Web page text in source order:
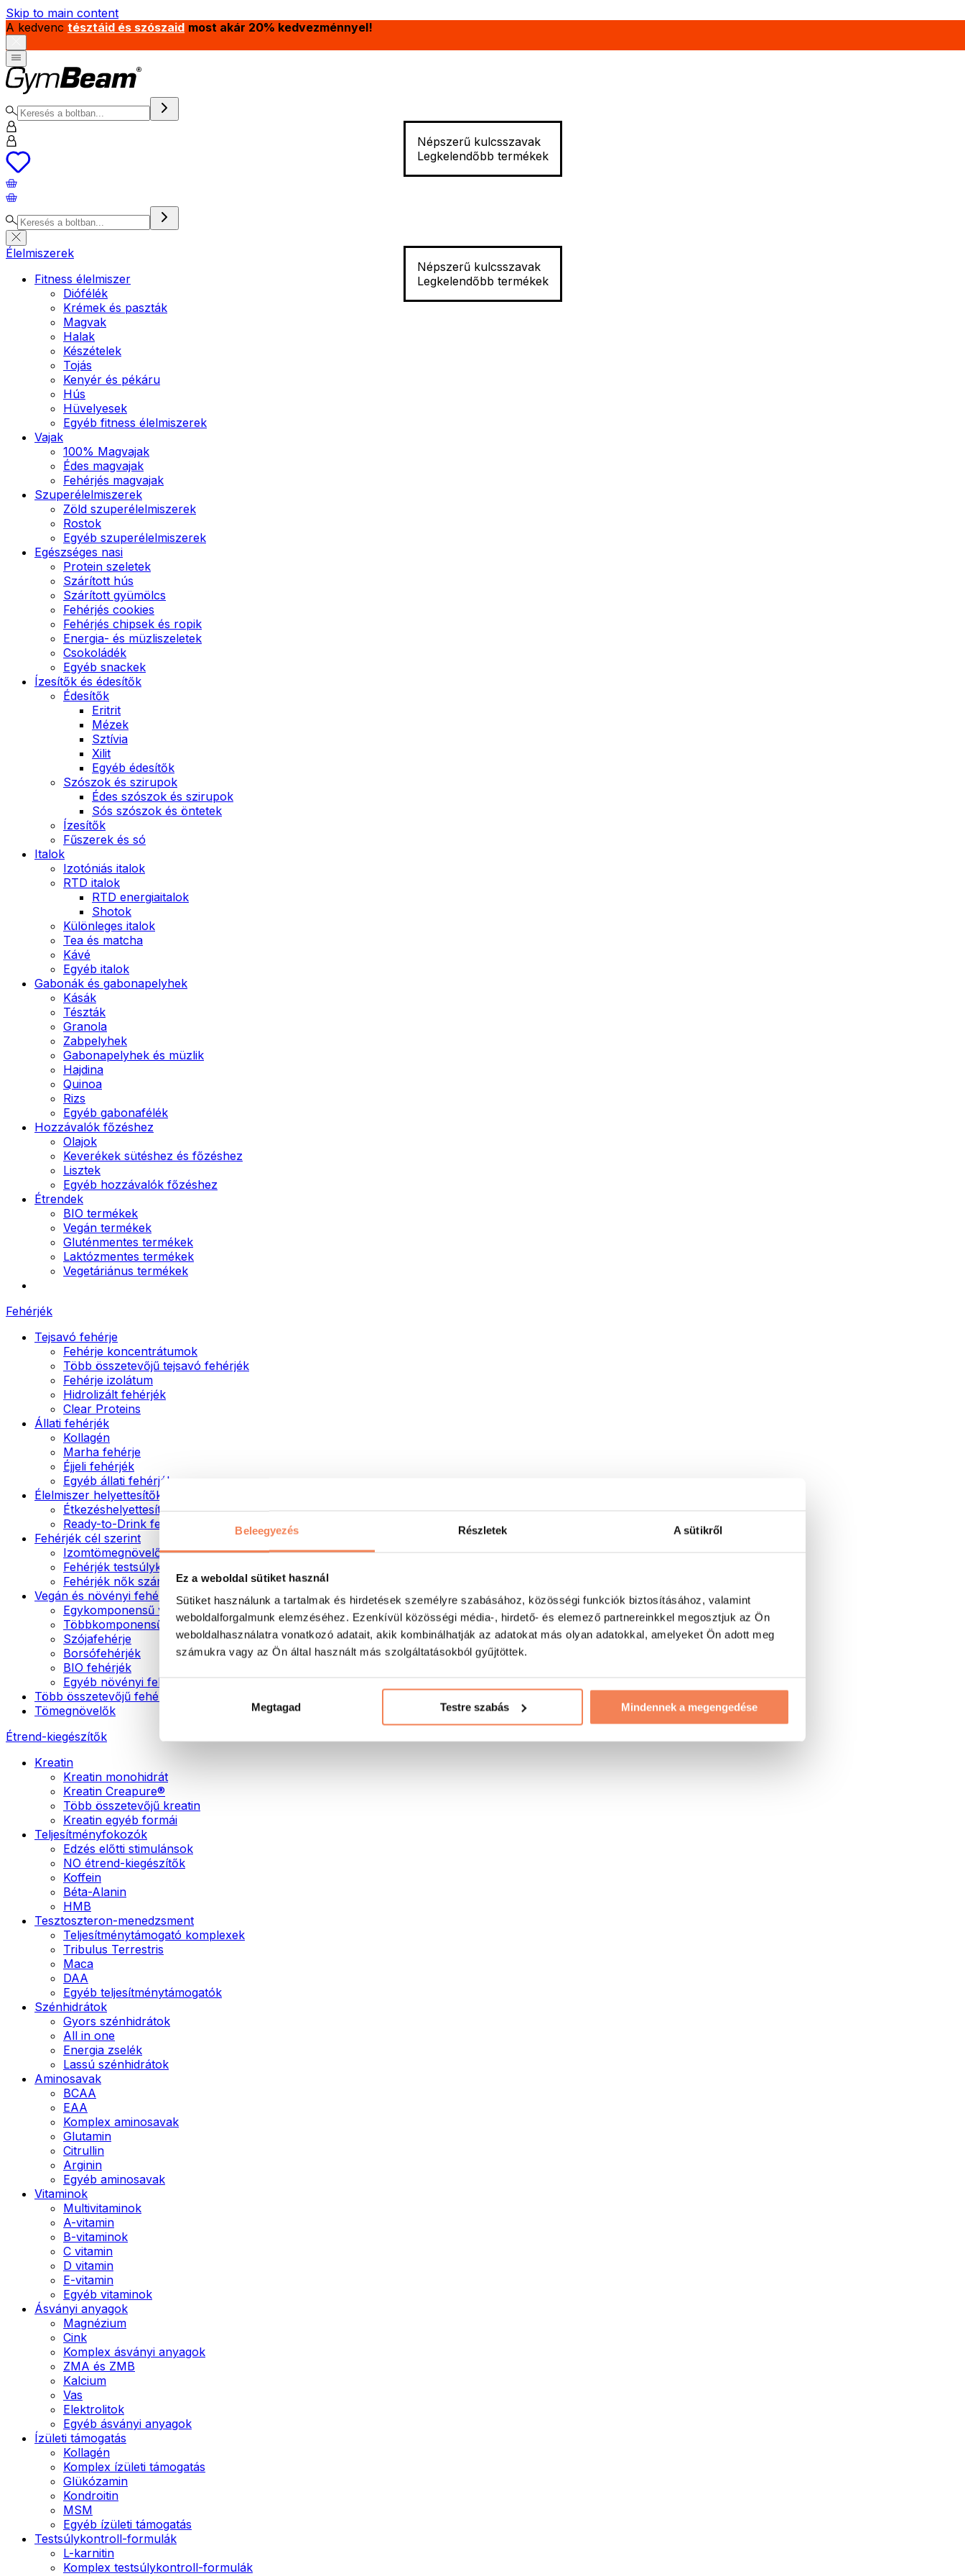
Beleegyezés Részletek A sütikről
Ez a weboldal sütiket használ
Sütiket használunk a tartalmak és hirdetések személyre szabásához, közösségi funkciók biztosításához, valamint
weboldalforgalmunk elemzéséhez. Ezenkívül közösségi média-, hirdető- és elemező partnereinkkel megosztjuk az Ön
weboldalhasználatra vonatkozó adatait, akik kombinálhatják az adatokat más olyan adatokkal, amelyeket Ön adott meg
számukra vagy az Ön által használt más szolgáltatásokból gyűjtöttek.
Megtagad Testre szabás Mindennek a megengedése
Skip to main content
A kedvenc tésztáid és szószaid most akár 20% kedvezménnyel!
Népszerű kulcsszavak
Legkelendőbb termékek
Népszerű kulcsszavak
Legkelendőbb termékek
Élelmiszerek
Fitness élelmiszer
Diófélék
Krémek és paszták
Magvak
Halak
Készételek
Tojás
Kenyér és pékáru
Hús
Hüvelyesek
Egyéb fitness élelmiszerek
Vajak
100% Magvajak
Édes magvajak
Fehérjés magvajak
Szuperélelmiszerek
Zöld szuperélelmiszerek
Rostok
Egyéb szuperélelmiszerek
Egészséges nasi
Protein szeletek
Szárított hús
Szárított gyümölcs
Fehérjés cookies
Fehérjés chipsek és ropik
Energia- és müzliszeletek
Csokoládék
Egyéb snackek
Ízesítők és édesítők
Édesítők
Eritrit
Mézek
Sztívia
Xilit
Egyéb édesítők
Szószok és szirupok
Édes szószok és szirupok
Sós szószok és öntetek
Ízesítők
Fűszerek és só
Italok
Izotóniás italok
RTD italok
RTD energiaitalok
Shotok
Különleges italok
Tea és matcha
Kávé
Egyéb italok
Gabonák és gabonapelyhek
Kásák
Tészták
Granola
Zabpelyhek
Gabonapelyhek és müzlik
Hajdina
Quinoa
Rizs
Egyéb gabonafélék
Hozzávalók főzéshez
Olajok
Keverékek sütéshez és főzéshez
Lisztek
Egyéb hozzávalók főzéshez
Étrendek
BIO termékek
Vegán termékek
Gluténmentes termékek
Laktózmentes termékek
Vegetáriánus termékek
Fehérjék
Tejsavó fehérje
Fehérje koncentrátumok
Több összetevőjű tejsavó fehérjék
Fehérje izolátum
Hidrolizált fehérjék
Clear Proteins
Állati fehérjék
Kollagén
Marha fehérje
Éjjeli fehérjék
Egyéb állati fehérjék
Élelmiszer helyettesítők
Étkezéshelyettesítő porok
Ready-to-Drink fehérjeitalok
Fehérjék cél szerint
Izomtömegnövelők
Fehérjék testsúlykontroll támogatásához
Fehérjék nők számára
Vegán és növényi fehérjék
Egykomponensű vegán fehérjék
Többkomponensű vegán fehérjék
Szójafehérje
Borsófehérjék
BIO fehérjék
Egyéb növényi fehérjék
Több összetevőjű fehérje
Tömegnövelők
Étrend-kiegészítők
Kreatin
Kreatin monohidrát
Kreatin Creapure®
Több összetevőjű kreatin
Kreatin egyéb formái
Teljesítményfokozók
Edzés előtti stimulánsok
NO étrend-kiegészítők
Koffein
Béta-Alanin
HMB
Tesztoszteron-menedzsment
Teljesítménytámogató komplexek
Tribulus Terrestris
Maca
DAA
Egyéb teljesítménytámogatók
Szénhidrátok
Gyors szénhidrátok
All in one
Energia zselék
Lassú szénhidrátok
Aminosavak
BCAA
EAA
Komplex aminosavak
Glutamin
Citrullin
Arginin
Egyéb aminosavak
Vitaminok
Multivitaminok
A-vitamin
B-vitaminok
C vitamin
D vitamin
E-vitamin
Egyéb vitaminok
Ásványi anyagok
Magnézium
Cink
Komplex ásványi anyagok
ZMA és ZMB
Kalcium
Vas
Elektrolitok
Egyéb ásványi anyagok
Ízületi támogatás
Kollagén
Komplex ízületi támogatás
Glükózamin
Kondroitin
MSM
Egyéb ízületi támogatás
Testsúlykontroll-formulák
L-karnitin
Komplex testsúlykontroll-formulák